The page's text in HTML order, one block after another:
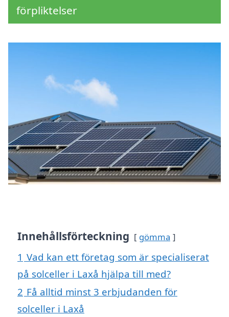
förpliktelser
Innehållsförteckning gömma
1 Vad kan ett företag som är specialiserat
på solceller i Laxå hjälpa till med?
2 Få alltid minst 3 erbjudanden för
solceller i Laxå